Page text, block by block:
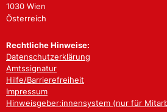
1030 Wien
Österreich
Rechtliche Hinweise:
Datenschutzerklärung
Amtssignatur
Hilfe/Barrierefreiheit
Impressum
Hinweisgeber:innensystem (nur für